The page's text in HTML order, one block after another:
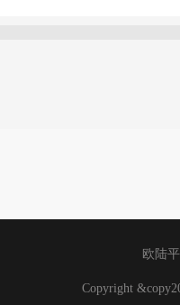
欧陆
Copyright